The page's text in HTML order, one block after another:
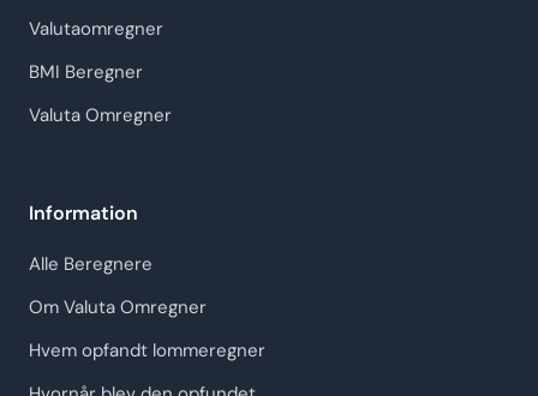
Valutaomregner
BMI Beregner
Valuta Omregner
Information
Alle Beregnere
Om Valuta Omregner
Hvem opfandt lommeregner